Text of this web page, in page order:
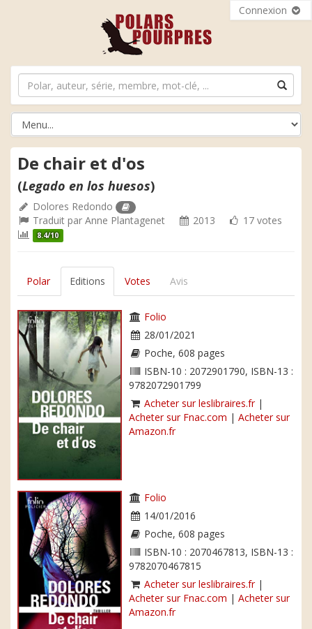
Connexion
De chair et d'os
(Legado en los huesos)
Dolores Redondo
Traduit par Anne Plantagenet 2013 17 votes
8.4/10
Polar Editions Votes Avis
Folio
28/01/2021
Poche, 608 pages
ISBN-10 : 2072901790, ISBN-13 :
9782072901799
Acheter sur leslibraires.fr|
Acheter sur Fnac.com | Acheter sur
Amazon.fr
Folio
14/01/2016
Poche, 608 pages
ISBN-10 : 2070467813, ISBN-13 :
9782070467815
Acheter sur leslibraires.fr|
Acheter sur Fnac.com | Acheter sur
Amazon.fr